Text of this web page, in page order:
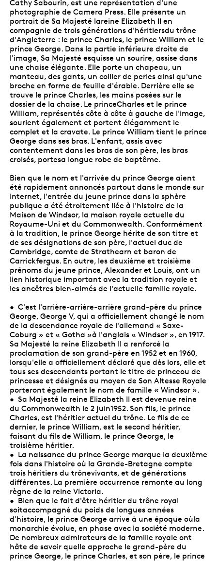
Cathy Sabourin, est une représentation d'une
photographie de Camera Press. Elle présente un
portrait de Sa Majesté lareine Elizabeth II en
compagnie de trois générations d'héritiersdu trône
d'Angleterre : le prince Charles, le prince William et le
prince George. Dans la partie inférieure droite de
l'image, Sa Majesté esquisse un sourire, assise dans
une chaise élégante. Elle porte un chapeau, un
manteau, des gants, un collier de perles ainsi qu'une
broche en forme de feuille d'érable. Derrière elle se
trouve le prince Charles, les mains posées sur le
dossier de la chaise. Le princeCharles et le prince
William, représentés côte à côte à gauche de l'image,
sourient également et portent élégamment le
complet et la cravate. Le prince William tient le prince
George dans ses bras. L'enfant, assis avec
contentement dans les bras de son père, les bras
croisés, portesa longue robe de baptême.
Bien que le nom et l'arrivée du prince George aient
été rapidement annoncés partout dans le monde sur
Internet, l'entrée du jeune prince dans la sphère
publique a été étroitement liée à l'histoire de la
Maison de Windsor, la maison royale actuelle du
Royaume-Uni et du Commonwealth. Conformément
à la tradition, le prince George hérite de son titre et
de ses désignations de son père, l'actuel duc de
Cambridge, comte de Strathearn et baron de
Carrickfergus. En outre, les deuxième et troisième
prénoms du jeune prince, Alexander et Louis, ont un
lien historique important avec la tradition royale et
les ancêtres bien-aimés de l'actuelle famille royale.
• C'est l'arrière-arrière-arrière grand-père du prince
George, George V, qui a officiellement changé le nom
de la descendance royale de l'allemand « Saxe-
Coburg » et « Gotha »à l'anglais « Windsor », en 1917.
Sa Majesté la reine Elizabeth II a renforcé la
proclamation de son grand-père en 1952 et en 1960,
lorsqu'elle a officiellement déclaré que dès lors, elle et
tous ses descendants portant le titre de princeou de
princesse et désignés au moyen de Son Altesse Royale
porteront également le nom de famille « Windsor ».
• Sa Majesté la reine Elizabeth II est devenue reine
du Commonwealth le 2 juin1952. Son fils, le prince
Charles, est l'héritier actuel du trône. Le fils de ce
dernier, le prince William, est le second héritier,
faisant du fils de William, le prince George, le
troisième héritier.
• La naissance du prince George marque la deuxième
fois dans l'histoire où la Grande-Bretagne compte
trois héritiers du trônevivants, et de générations
différentes. La première occurrence remonte au long
règne de la reine Victoria.
• Bien que le fait d'être héritier du trône royal
soitaccompagné du poids de longues années
d'histoire, le prince George arrive à une époque oùla
monarchie évolue, en phase avec la société moderne.
De nombreux admirateurs de la famille royale ont
hâte de savoir quelle approche le grand-père du
prince George, le prince Charles, et son père, le prince